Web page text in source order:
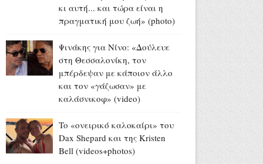
δημοσιογράφος Επαμεινώνδας
Μανωλίτσης
Η επίσκεψη του Μητσοτάκη
στην ΑΑΔΕ - Η ενεργοποίηση
της νέας εφαρμογής υποβολής
αιτήσεων για τις αγροτικές
επιδοτήσεις (video)
Αποθέωση για τον Sting στη
Λεμεσό (video)
κι αυτή... και τώρα είναι η
πραγματική μου ζωή» (photo)
Ψινάκης για Νίνο: «Δούλευε
στη Θεσσαλονίκη, τον
μπέρδεψαν με κάποιον άλλο
και τον «γάζωσαν» με
καλάσνικοφ» (video)
To «ονειρικό καλοκαίρι» του
Dax Shepard και της Kristen
Bell (videos+photos)